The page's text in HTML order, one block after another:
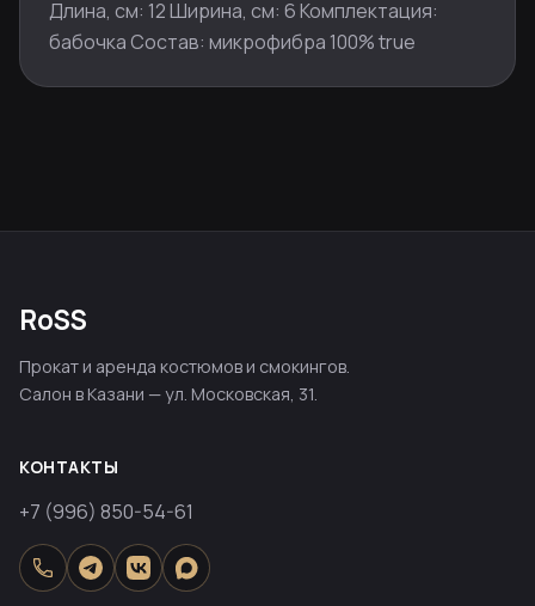
Длина, см: 12 Ширина, см: 6 Комплектация:
бабочка Состав: микрофибра 100% true
RoSS
Прокат и аренда костюмов и смокингов.
Салон в Казани — ул. Московская, 31.
КОНТАКТЫ
+7 (996) 850-54-61